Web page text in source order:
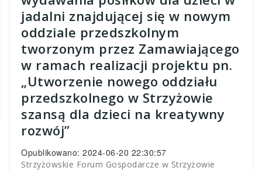
jadalni znajdującej się w nowym
oddziale przedszkolnym
tworzonym przez Zamawiającego
w ramach realizacji projektu pn.
„Utworzenie nowego oddziału
przedszkolnego w Strzyżowie
szansą dla dzieci na kreatywny
rozwój”
Opublikowano: 2024-06-20 22:30:57
Strzyżowskie Forum Gospodarcze w Strzyżowie